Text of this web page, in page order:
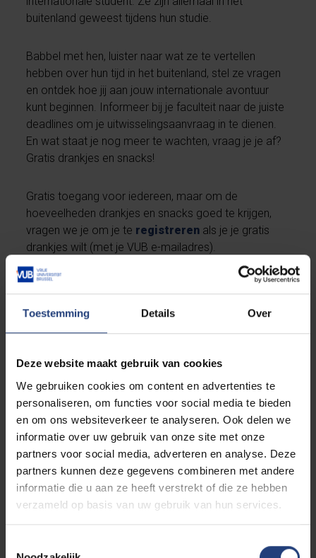
Toestemming Details Over
Deze website maakt gebruik van cookies
We gebruiken cookies om content en advertenties te
personaliseren, om functies voor social media te bieden
en om ons websiteverkeer te analyseren. Ook delen we
informatie over uw gebruik van onze site met onze
partners voor social media, adverteren en analyse. Deze
partners kunnen deze gegevens combineren met andere
informatie die u aan ze heeft verstrekt of die ze hebben
verzameld op basis van uw gebruik van hun services.
buitenland geweest tijdens hun studie.
Babbel met hen, luister naar wat ze te vertellen
hebben over hun tijd in het buitenland, stel ze vragen
en ontdek hoe jij aan jouw internationale avontuur
kunt beginnen. Informeer bij je faculteit naar de juiste
deadlines om je uitwisselingsaanvraag in te dienen.
En wat staat je nog meer te wachten, vraag je je af?
Gratis drankjes en snacks!
Gratis toegang voor iedereen, maar om de
hoeveelheden drankjes en snacks goed te krijgen,
vragen we je om je te registreren als je je gratis
drankjes wilt (met je VUB e-mailadres).
We zien je daar en dan?
Lounge bar 1050, campus Etterbeek Ι 29
het buitenland gaan terwijl je aan de VUB studeert,
Lees meer over:
Onderwijs